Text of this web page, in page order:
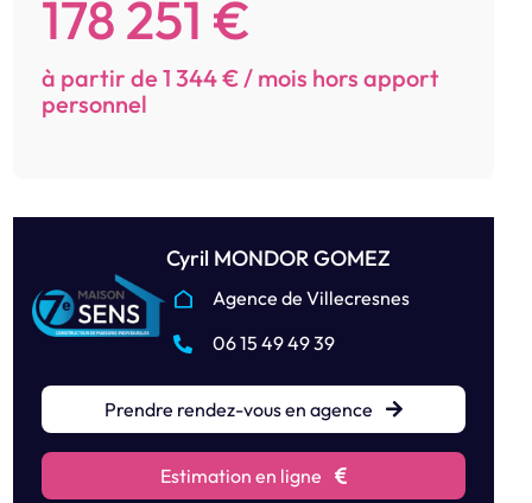
178 251 €
à partir de 1 344 € / mois hors apport
personnel
Cyril MONDOR GOMEZ
Agence de Villecresnes
06 15 49 49 39
Prendre rendez-vous en agence
Estimation en ligne